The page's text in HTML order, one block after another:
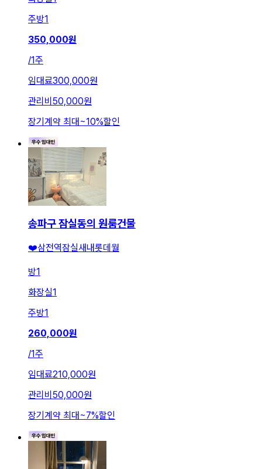
주방1
350,000원
/1주
임대료300,000원
관리비 50,000원
장기계약 최대~10%할인
송파구 잠실동의 원룸건물
❤️삼전역잠실새내롯데월
방1
화장실1
주방1
260,000원
/1주
임대료210,000원
관리비 50,000원
장기계약 최대 ~7%할인